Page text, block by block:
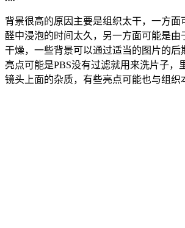
背景很高的原因主要是组织太干，一方面
醛中浸泡的时间太久，另一方面可能是由
干燥，一些背景可以通过适当的图片的后
亮点可能是PBS没有过滤就用来洗片子，
镜头上面的杂质，有些亮点可能也与组织